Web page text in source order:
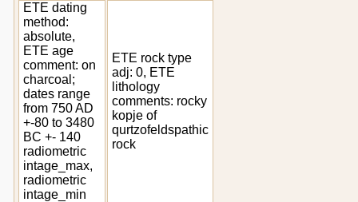
ETE dating
method:
absolute,
ETE age
comment: on
charcoal;
dates range
from 750 AD
+-80 to 3480
BC +- 140
radiometric
intage_max,
radiometric
intage_min
ETE rock type
adj: 0, ETE
lithology
comments: rocky
kopje of
qurtzofeldspathic
rock